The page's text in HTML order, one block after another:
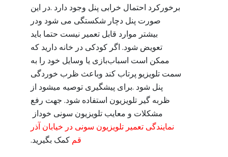
برخورکرد احتمال خرابی پنل وجود دارد .در این
صورت پنل دچار شکستگی می شود ودر
بیشتر موارد قابل تعمیر نیست حتما باید
تعویض شود. اگر کودکی در خانه دارید که
ممکن است اسباب‌بازی یا وسایل خود را به
سمت تلویزیو پرتاب کند وباعث ظرب خوردگی
پنل شود .برای پیشگیری توصیه میشود از
ظربه گیر تلویزیون استفاده شود. جهت رفع
مشکلات و معایب تلویزیون سونی خوداز
نمایندگی تعمیر تلویزیون سونی در خیابان آذر
قم کمک بگیرید.